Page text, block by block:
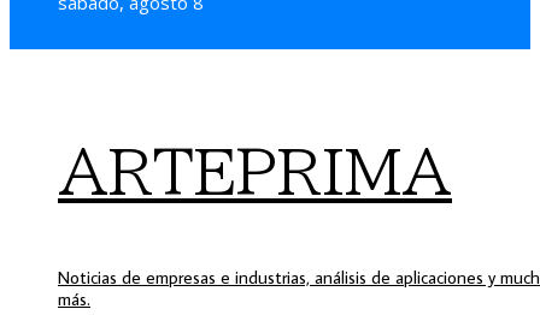
ARTEPRIMA
Noticias de empresas e industrias, análisis de aplicaciones y
más.